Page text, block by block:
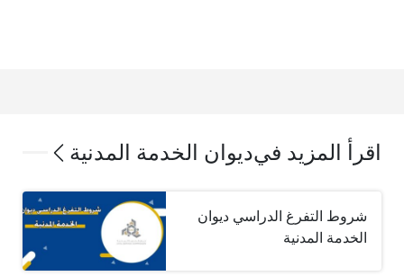
اقرأ المزيد فيديوان الخدمة المدنية
شروط التفرغ الدراسي ديوان
الخدمة المدنية